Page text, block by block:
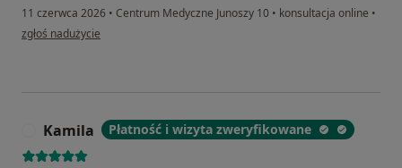
11 czerwca 2026 • Centrum Medyczne Junoszy 10 • konsultacja online •
w opinii użytkownika Aneta
zgłoś nadużycie
Kamila Płatność i wizyta zweryfikowane